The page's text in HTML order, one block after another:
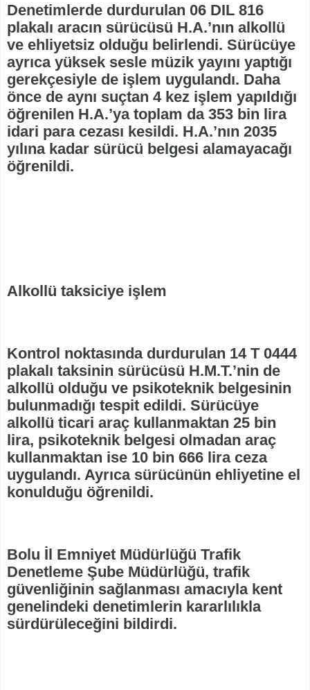
Denetimlerde durdurulan 06 DIL 816
plakalı aracın sürücüsü H.A.’nın alkollü
ve ehliyetsiz olduğu belirlendi. Sürücüye
ayrıca yüksek sesle müzik yayını yaptığı
gerekçesiyle de işlem uygulandı. Daha
önce de aynı suçtan 4 kez işlem yapıldığı
öğrenilen H.A.’ya toplam da 353 bin lira
idari para cezası kesildi. H.A.’nın 2035
yılına kadar sürücü belgesi alamayacağı
öğrenildi.
Alkollü taksiciye işlem
Kontrol noktasında durdurulan 14 T 0444
plakalı taksinin sürücüsü H.M.T.’nin de
alkollü olduğu ve psikoteknik belgesinin
bulunmadığı tespit edildi. Sürücüye
alkollü ticari araç kullanmaktan 25 bin
lira, psikoteknik belgesi olmadan araç
kullanmaktan ise 10 bin 666 lira ceza
uygulandı. Ayrıca sürücünün ehliyetine el
konulduğu öğrenildi.
Bolu İl Emniyet Müdürlüğü Trafik
Denetleme Şube Müdürlüğü, trafik
güvenliğinin sağlanması amacıyla kent
genelindeki denetimlerin kararlılıkla
sürdürüleceğini bildirdi.